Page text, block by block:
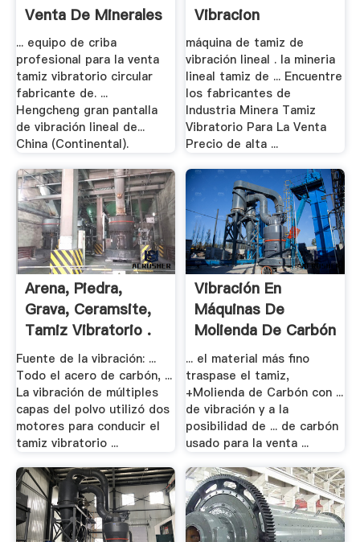
Venta De Minerales
... equipo de criba
profesional para la venta
tamiz vibratorio circular
fabricante de. ...
Hengcheng gran pantalla
de vibración lineal de...
China (Continental).
Vibracion
máquina de tamiz de
vibración lineal . la mineria
lineal tamiz de ... Encuentre
los fabricantes de
Industria Minera Tamiz
Vibratorio Para La Venta
Precio de alta ...
Arena, Piedra,
Grava, Ceramsite,
Tamiz Vibratorio .
Fuente de la vibración: ...
Todo el acero de carbón, ...
La vibración de múltiples
capas del polvo utilizó dos
motores para conducir el
tamiz vibratorio ...
Vibración En
Máquinas De
Molienda De Carbón
... el material más fino
traspase el tamiz,
+Molienda de Carbón con ...
de vibración y a la
posibilidad de ... de carbón
usado para la venta ...